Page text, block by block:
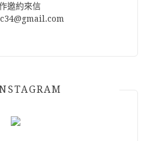
邀約來信